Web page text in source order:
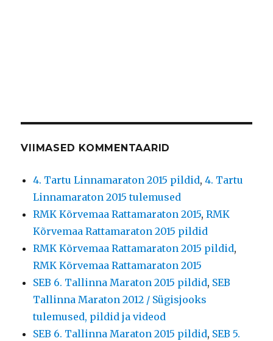
VIIMASED KOMMENTAARID
4. Tartu Linnamaraton 2015 pildid,4. Tartu
Linnamaraton 2015 tulemused
RMK Kõrvemaa Rattamaraton 2015,RMK
Kõrvemaa Rattamaraton 2015 pildid
RMK Kõrvemaa Rattamaraton 2015 pildid,
RMK Kõrvemaa Rattamaraton 2015
SEB 6. Tallinna Maraton 2015 pildid, SEB
Tallinna Maraton 2012 / Sügisjooks
tulemused, pildid ja videod
SEB 6. Tallinna Maraton 2015 pildid, SEB 5.